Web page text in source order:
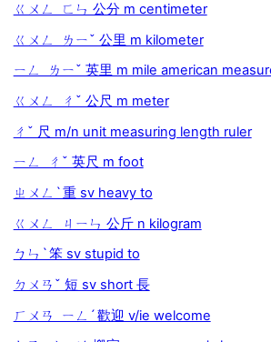
ㄍㄨㄥ ㄈㄣ 公分 m centimeter
ㄍㄨㄥ ㄌㄧˇ 公里 m kilometer
ㄧㄥ ㄌㄧˇ 英里 m mile american
ㄍㄨㄥ ㄔˇ 公尺 m meter
ㄔˇ 尺 m/n unit measuring length ruler
ㄧㄥ ㄔˇ 英尺 m foot
ㄓㄨㄥˋ 重 sv heavy to
ㄍㄨㄥ ㄐㄧㄣ 公斤 n kilogram
ㄅㄣˋ 笨 sv stupid to
ㄉㄨㄢˇ 短 sv short 長
ㄏㄨㄢ ㄧㄥˊ 歡迎 v/ie welcome